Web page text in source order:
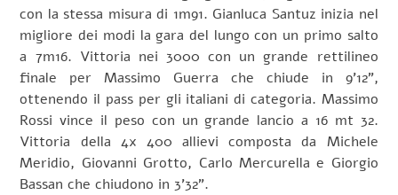
con la stessa misura di 1m91. Gianluca Santuz inizia nel
migliore dei modi la gara del lungo con un primo salto
a 7m16. Vittoria nei 3000 con un grande rettilineo
finale per Massimo Guerra che chiude in 9’12”,
ottenendo il pass per gli italiani di categoria. Massimo
Rossi vince il peso con un grande lancio a 16 mt 32.
Vittoria della 4x 400 allievi composta da Michele
Meridio, Giovanni Grotto, Carlo Mercurella e Giorgio
Bassan che chiudono in 3’32”.